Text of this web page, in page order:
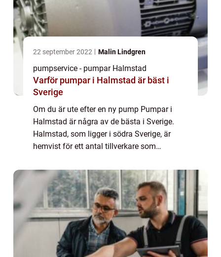
22 september 2022 Malin Lindgren
pumpservice - pumpar Halmstad
Varför pumpar i Halmstad är bäst i
Sverige
Om du är ute efter en ny pump Pumpar i
Halmstad är några av de bästa i Sverige.
Halmstad, som ligger i södra Sverige, är
hemvist för ett antal tillverkare som
ska välja pump finns det några saker du bör
tänka ...